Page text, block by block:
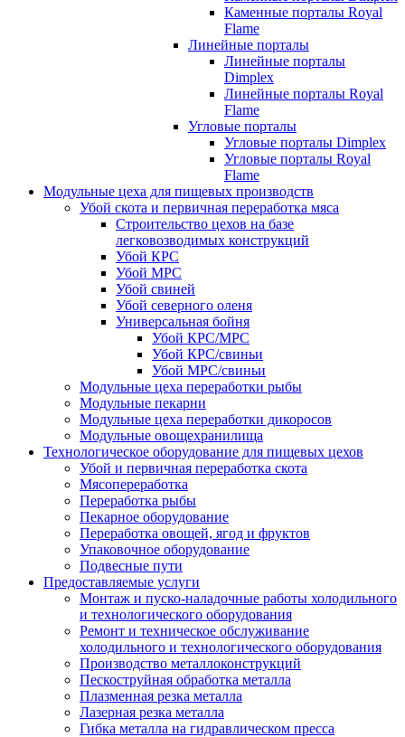
Каменные порталы Royal
Flame
Линейные порталы
Линейные порталы
Dimplex
Линейные порталы Royal
Flame
Угловые порталы
Угловые порталы Dimplex
Угловые порталы Royal
Flame
Модульные цеха для пищевых производств
Убой скота и первичная переработка мяса
Строительство цехов на базе
легковозводимых конструкций
Убой КРС
Убой МРС
Убой свиней
Убой северного оленя
Универсальная бойня
Убой КРС/МРС
Убой КРС/свиньи
Убой МРС/свиньи
Модульные цеха переработки рыбы
Модульные пекарни
Модульные цеха переработки дикоросов
Модульные овощехранилища
Технологическое оборудование для пищевых цехов
Убой и первичная переработка скота
Мясопереработка
Переработка рыбы
Пекарное оборудование
Переработка овощей, ягод и фруктов
Упаковочное оборудование
Подвесные пути
Предоставляемые услуги
Монтаж и пуско-наладочные работы холодильного
и технологического оборудования
Ремонт и техническое обслуживание
холодильного и технологического оборудования
Производство металлоконструкций
Пескоструйная обработка металла
Плазменная резка металла
Лазерная резка металла
Гибка металла на гидравлическом пресса